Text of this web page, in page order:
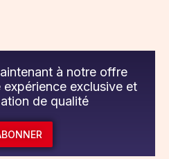
à notre offre
expérience exclusive et
de qualité